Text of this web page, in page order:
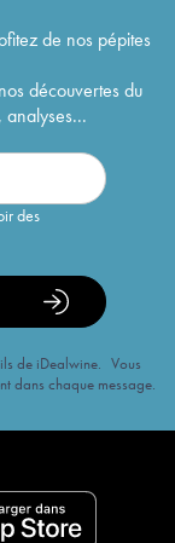
de nos pépites
découvertes du
analyses...
des
de iDealwine. Vous
dans chaque message.